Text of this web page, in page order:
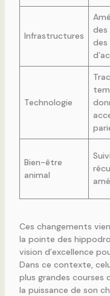
Infrastructures
des
Technologie
Bien-être
animal
Ces changements
la pointe des
vision d’excellence
Dans ce contexte,
plus grandes courses
la puissance de son